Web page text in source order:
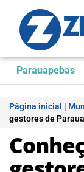
Parauapebas
Página inicial |
gestores de